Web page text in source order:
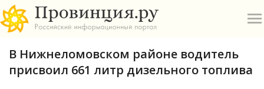
В Нижнеломовском районе водитель
присвоил 661 литр дизельного топлива